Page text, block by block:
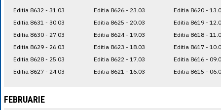
Editia 8632 - 31.03
Editia 8631 - 30.03
Editia 8630 - 27.03
Editia 8629 - 26.03
Editia 8628 - 25.03
Editia 8627 - 24.03
Editia 8626 - 23.03
Editia 8625 - 20.03
Editia 8624 - 19.03
Editia 8623 - 18.03
Editia 8622 - 17.03
Editia 8621 - 16.03
Editia 8620 -
Editia 8619 -
Editia 8618 -
Editia 8617 -
Editia 8616 -
Editia 8615 -
FEBRUARIE